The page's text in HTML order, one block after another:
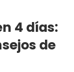
4 días:
de